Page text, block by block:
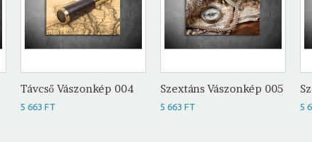
Távcső Vászonkép 004
5 663 FT
Szextáns Vászonkép 005
5 663 FT 5